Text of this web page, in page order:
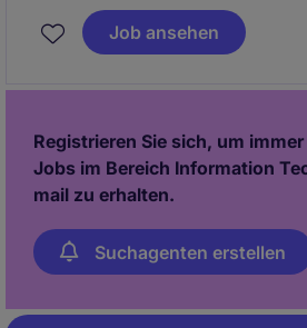
stellen sicher, dass Systeme
funktionieren und unterstützen
Job ansehen
Registrieren Sie sich, um
Jobs im Bereich Information
mail zu erhalten.
Suchagenten erstellen